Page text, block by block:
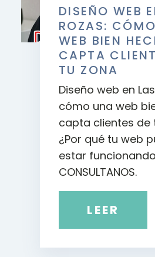
DISEÑO WEB
ROZAS:
WEB BIEN
CAPTA
TU ZONA
Diseño web en
cómo una web
capta clientes de
¿Por qué tu web
estar
CONSULTANOS.
LEER